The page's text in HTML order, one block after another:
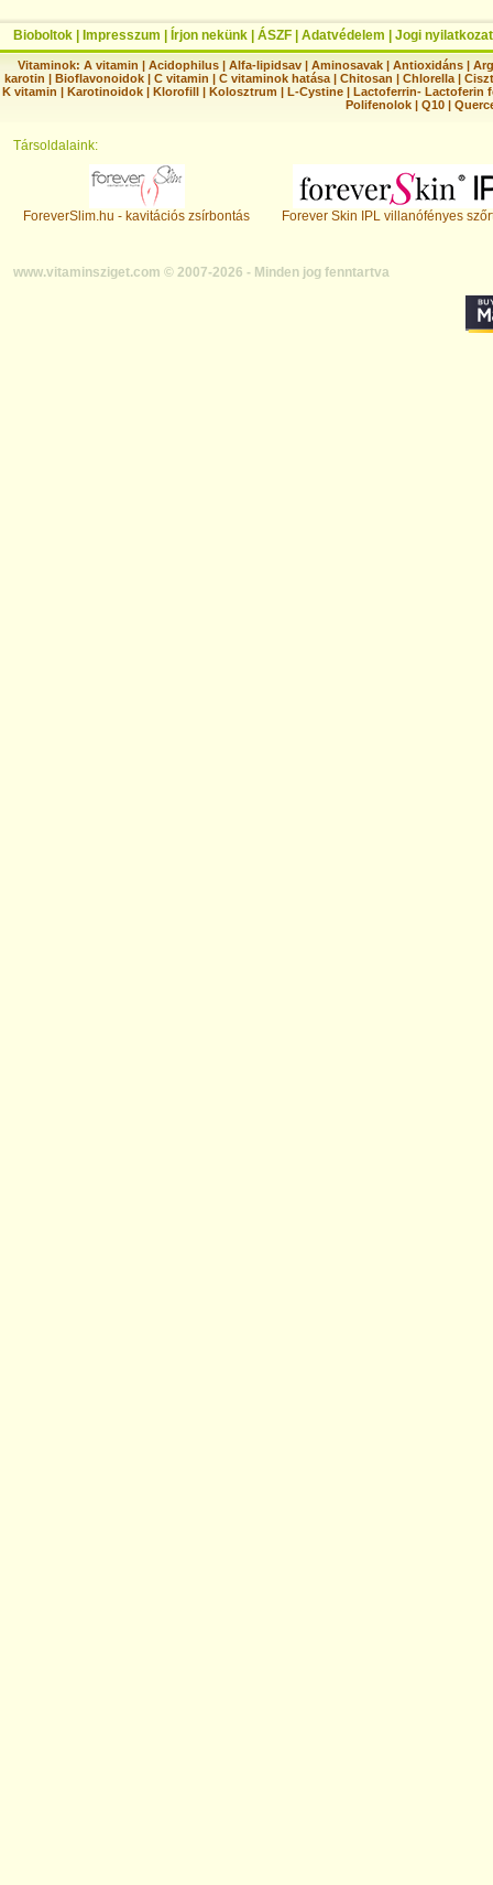
Bioboltok Impresszum Írjon nekünk ÁSZF Adatvédelem Jogi nyilatkozat
Vitaminok: A vitamin |Acidophilus |Alfa-lipidsav |Aminosavak |Antioxidáns |
karotin | Bioflavonoidok | C vitamin | C vitaminok hatása | Chitosan | Chlorella |
K vitamin | Karotinoidok | Klorofill | Kolosztrum | L-Cystine | Lactoferrin- Lactoferin
Polifenolok |Q10 |
Társoldalaink:
ForeverSlim.hu - kavitációs zsírbontás Forever Skin IPL villanófényes
www.vitaminsziget.com © 2007-2026 - Minden jog fenntartva